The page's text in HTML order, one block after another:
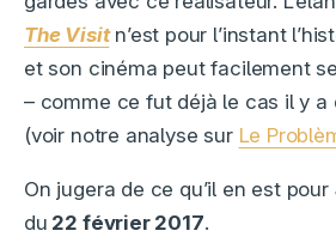
The Visitn’est pour l’instant
et son cinéma peut facilement
– comme ce fut déjà le cas il y a
(voir notre analyse sur Le
On jugera de ce qu’il en est pour
du 22 février 2017.